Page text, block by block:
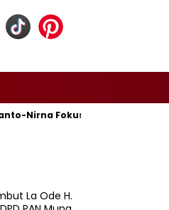
Nirna Fokus Siapkan Bukti di